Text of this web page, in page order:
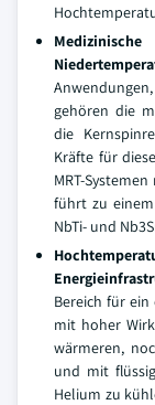
gehören die
die
Kräfte für
MRT-
führt zu
NbTi- und
Bereich für
mit hoher
wärmeren,
und mit
Helium zu